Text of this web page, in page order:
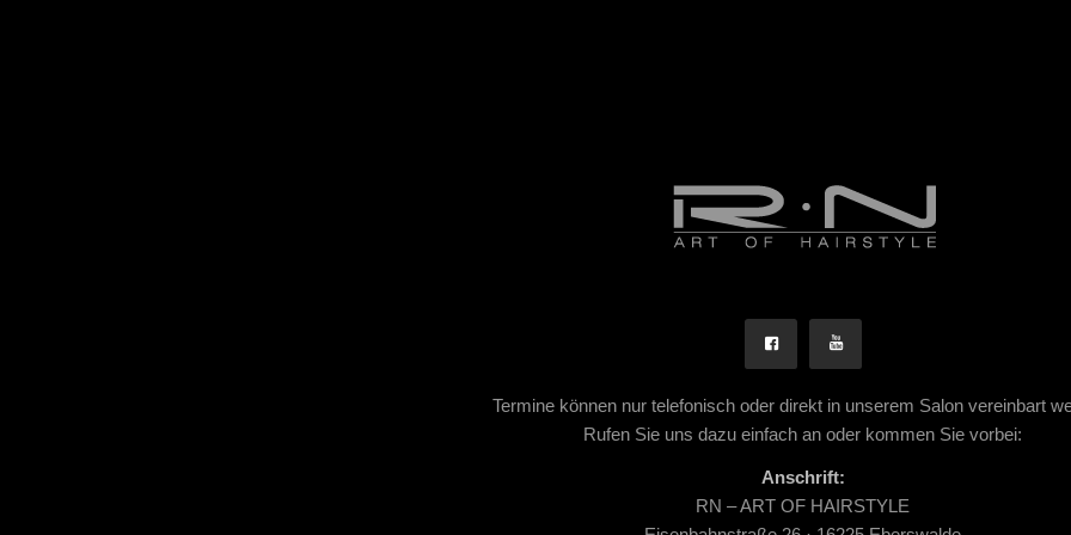
Termine können nur telefonisch oder direkt in unserem Salon vereinbart
Rufen Sie uns dazu einfach an oder kommen Sie vorbei:
Anschrift:
RN – ART OF HAIRSTYLE